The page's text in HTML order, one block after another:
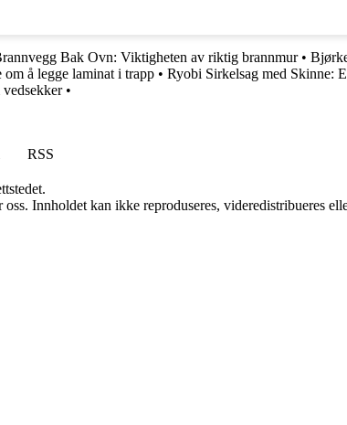
Bak Ovn: Viktigheten av riktig brannmur•
å legge laminat i trapp • Ryobi Sirkelsag med Skinne:
•
RSS
Innholdet kan ikke reproduseres, videredistribueres